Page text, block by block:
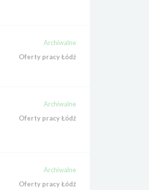
Archiwalne
Oferty pracy Łódź
Archiwalne
Oferty pracy Łódź
Archiwalne
Oferty pracy Łódź